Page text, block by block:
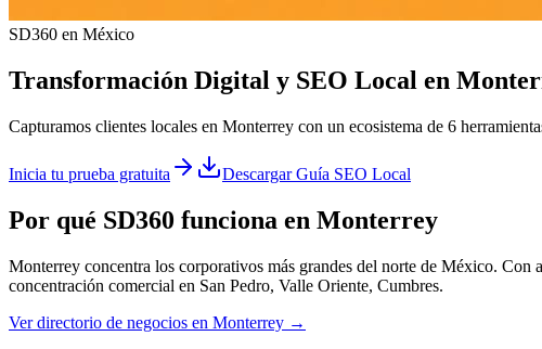
SD360 en México
Transformación Digital y SEO Local en
Capturamos clientes locales en Monterrey con un ecosistema de 6
Inicia tu prueba gratuita Descargar Guía SEO Local
Por qué SD360 funciona en Monterrey
Monterrey concentra los corporativos más grandes del norte de México. Con
concentración comercial en San Pedro, Valle Oriente, Cumbres.
Ver directorio de negocios en Monterrey →